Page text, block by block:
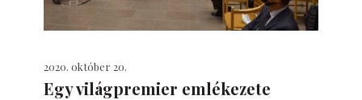
2020. október 20.
Egy világpremier emlékezete